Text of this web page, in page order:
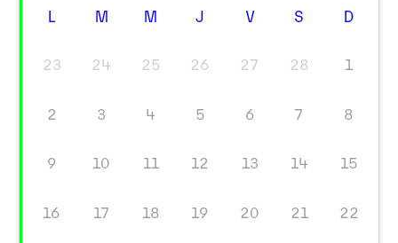
L M M J V S D
23 24 25 26 27 28 1
2 3 4 5 6 7 8
9 10 11 12 13 14 15
16 17 18 19 20 21 22